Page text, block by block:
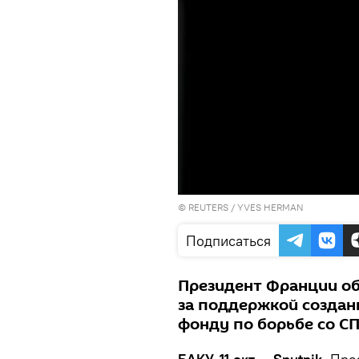
© REUTERS / YVES HERMAN
Подписаться
Президент Франции
за поддержкой
фонду по борьбе со